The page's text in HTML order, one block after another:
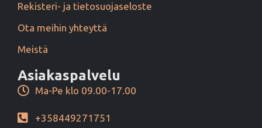
Rekisteri- ja tietosuojaseloste
Ota meihin yhteyttä
Meistä
Asiakaspalvelu
Ma-Pe klo 09.00-17.00
+358449271751